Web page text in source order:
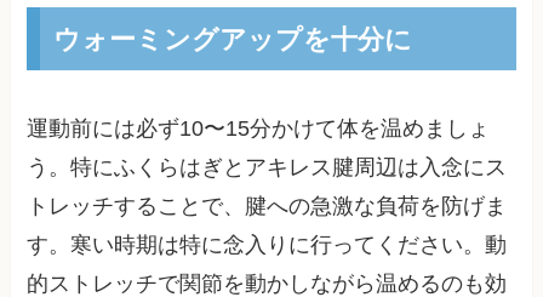
ウォーミングアップを十分に
運動前には必ず10〜15分かけて体を温めましょ
う。特にふくらはぎとアキレス腱周辺は入念にス
トレッチすることで、腱への急激な負荷を防げま
す。寒い時期は特に念入りに行ってください。動
的ストレッチで関節を動かしながら温めるのも効